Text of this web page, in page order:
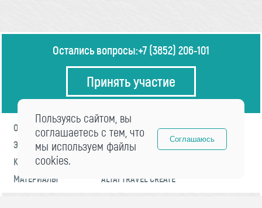
Остались вопросы:+7 (3852) 206-101
Принять участие
О ФОРУМЕ
ПРОГРАММА
ЭКСПЕРТЫ
НОВОСТИ
КОНТАКТЫ
МАТЕРИАЛЫ
ALTAI TRAVEL CREATE
Пользуясь сайтом, вы
соглашаетесь с тем, что
мы используем файлы
cookies.
Соглашаюсь